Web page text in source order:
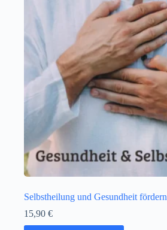
Selbstheilung und Gesundheit fördern
15,90 €